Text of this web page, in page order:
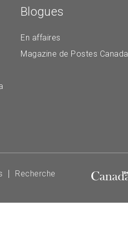
Blogues
En affaires
Magazine de Postes Canada
Recherche